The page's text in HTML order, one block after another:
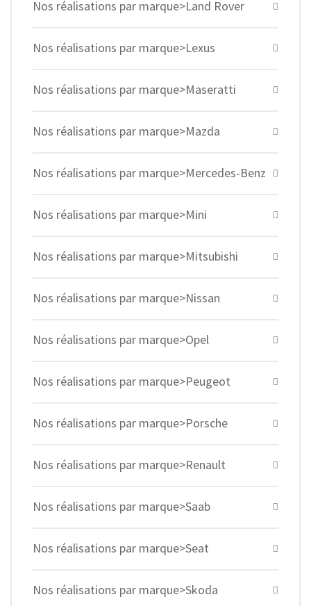
Nos réalisations par marque>Land Rover
Nos réalisations par marque>Lexus
Nos réalisations par marque>Maseratti
Nos réalisations par marque>Mazda
Nos réalisations par marque>Mercedes-Benz
Nos réalisations par marque>Mini
Nos réalisations par marque>Mitsubishi
Nos réalisations par marque>Nissan
Nos réalisations par marque>Opel
Nos réalisations par marque>Peugeot
Nos réalisations par marque>Porsche
Nos réalisations par marque>Renault
Nos réalisations par marque>Saab
Nos réalisations par marque>Seat
Nos réalisations par marque>Skoda